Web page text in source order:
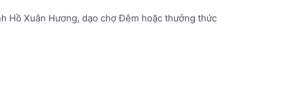
Hồ Xuân Hương, dạo chợ Đêm hoặc thưởng thức